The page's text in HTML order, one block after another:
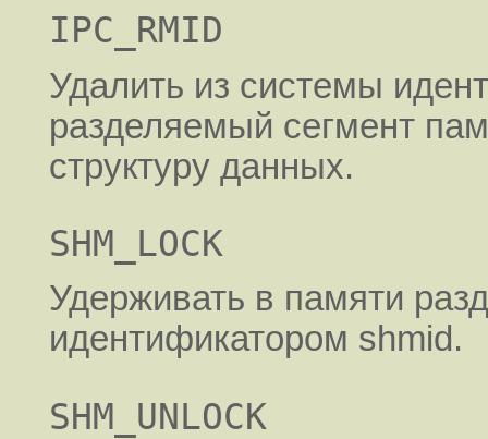
IPC_RMID
Удалить из системы
разделяемый сегмент
структуру данных.
SHM_LOCK
Удерживать в памяти
идентификатором shmid.
SHM_UNLOCK